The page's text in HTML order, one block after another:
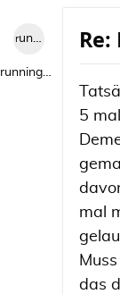
runningwild1
runningwild1
5
mal
das